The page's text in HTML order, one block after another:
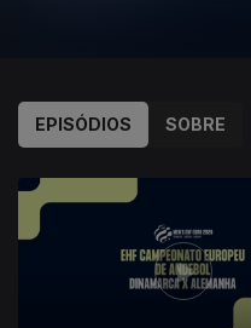
EPISÓDIOS SOBRE